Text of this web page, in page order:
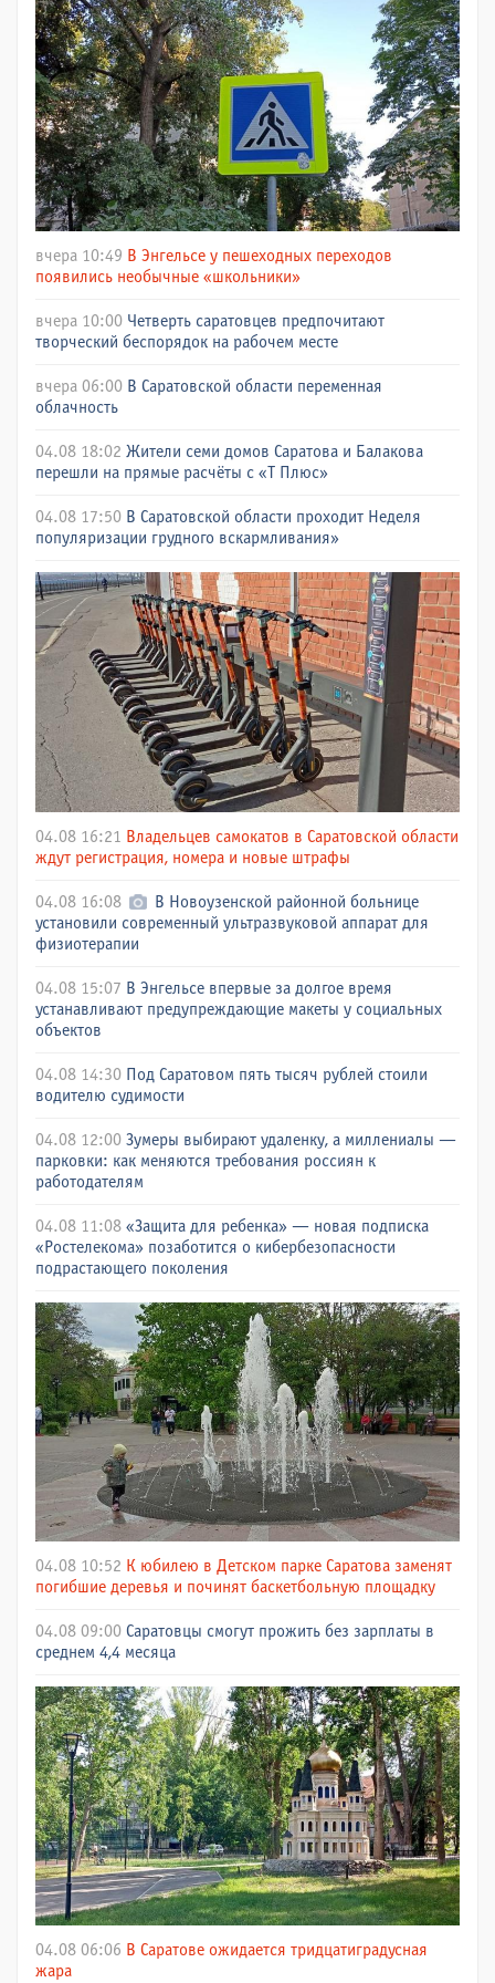
вчера 10:49 В Энгельсе у пешеходных переходов
появились необычные «школьники»
вчера 10:00 Четверть саратовцев предпочитают
творческий беспорядок на рабочем месте
вчера 06:00 В Саратовской области переменная
облачность
04.08 18:02 Жители семи домов Саратова и Балакова
перешли на прямые расчёты с «Т Плюс»
04.08 17:50 В Саратовской области проходит Неделя
популяризации грудного вскармливания»
04.08 16:21 Владельцев самокатов в Саратовской области
ждут регистрация, номера и новые штрафы
04.08 16:08
В Новоузенской районной больнице
установили современный ультразвуковой аппарат для
физиотерапии
04.08 15:07 В Энгельсе впервые за долгое время
устанавливают предупреждающие макеты у социальных
объектов
04.08 14:30 Под Саратовом пять тысяч рублей стоили
водителю судимости
04.08 12:00 Зумеры выбирают удаленку, а миллениалы —
парковки: как меняются требования россиян к
работодателям
04.08 11:08 «Защита для ребенка» — новая подписка
«Ростелекома» позаботится о кибербезопасности
подрастающего поколения
04.08 10:52 К юбилею в Детском парке Саратова заменят
погибшие деревья и починят баскетбольную площадку
04.08 09:00 Саратовцы смогут прожить без зарплаты в
среднем 4,4 месяца
04.08 06:06 В Саратове ожидается тридцатиградусная
жара